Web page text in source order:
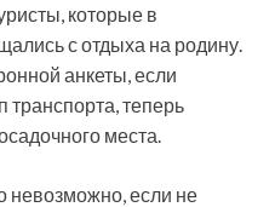
которые в
с отдыха на родину.
анкеты, если
теперь
места.
невозможно, если не